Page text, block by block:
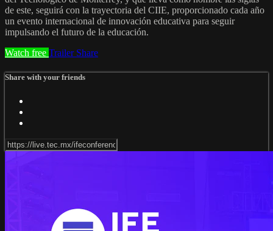
de este, seguirá con la trayectoria del CIIE, proporcionado cada año
un evento internacional de innovación educativa para seguir
impulsando el futuro de la educación.
Watch free Trailer Share
Share with your friends